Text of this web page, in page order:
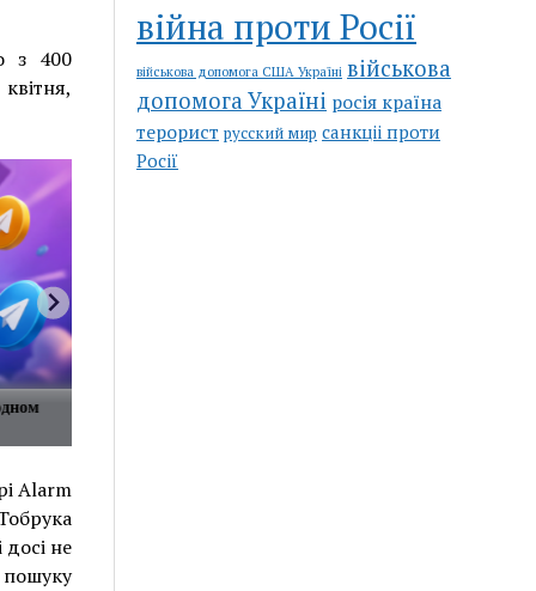
з 400
Alarm
не
пошуку
війна проти Росії
військова допомога США Україні військова
допомога Україні росія країна
терорист русский мир санкціі проти
Росії